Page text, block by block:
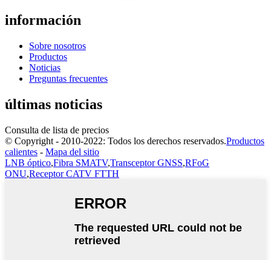
información
Sobre nosotros
Productos
Noticias
Preguntas frecuentes
últimas noticias
Consulta de lista de precios
© Copyright - 2010-2022: Todos los derechos reservados.Productos
calientes - Mapa del sitio
LNB óptico,Fibra SMATV,Transceptor GNSS,RFoG
ONU,Receptor CATV FTTH